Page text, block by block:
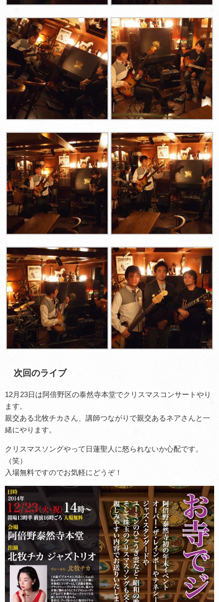
次回のライブ
12月23日は阿倍野区の泰然寺本堂でクリスマスコンサートやり
ます。
親交ある北牧チカさん、講師つながりで親交あるネアさんと一
緒にやります。
クリスマスソングやって日蓮聖人に怒られないか心配です。
（笑）
入場無料ですのでお気軽にどうぞ！